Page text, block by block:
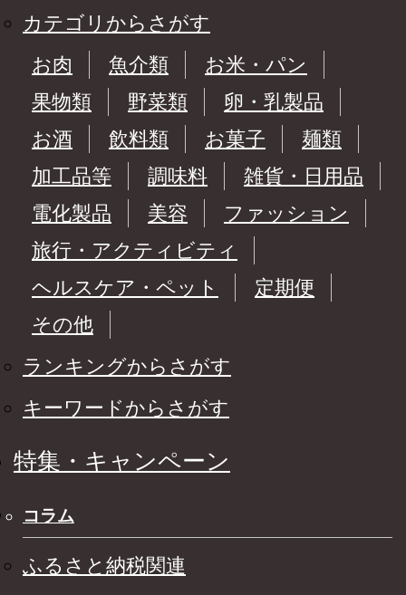
カテゴリからさがす
お肉
魚介類
お米・パン
果物類
野菜類
卵・乳製品
お酒
飲料類 お菓子
麺類
加工品等
調味料
雑貨・日用品
電化製品
美容
ファッション
旅行・アクティビティ
ヘルスケア・ペット
定期便
その他
ランキングからさがす
キーワードからさがす
特集・キャンペーン
コラム
ふるさと納税関連